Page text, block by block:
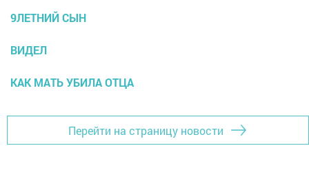
9ЛЕТНИЙ СЫН
ВИДЕЛ
КАК МАТЬ УБИЛА ОТЦА
Перейти на страницу новости